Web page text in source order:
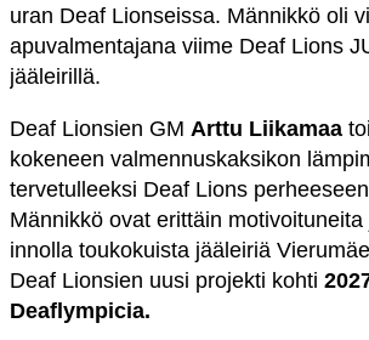
uran Deaf Lionseissa. Männikkö oli
apuvalmentajana viime Deaf Lions
jääleirillä.
Deaf Lionsien GM Arttu Liikamaa
kokeneen valmennuskaksikon
tervetulleeksi Deaf Lions
Männikkö ovat erittäin
innolla toukokuista jääleiriä
Deaf Lionsien uusi projekti kohti
Deaflympicia.